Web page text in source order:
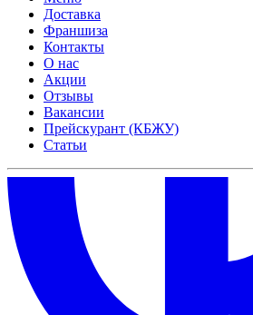
Доставка
Франшиза
Контакты
О нас
Акции
Отзывы
Вакансии
Прейскурант (КБЖУ)
Статьи